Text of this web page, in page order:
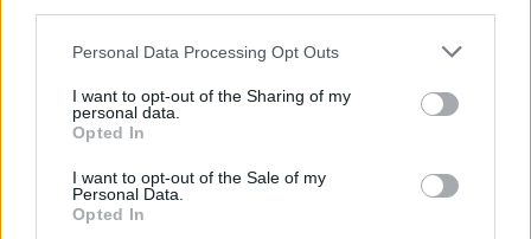
Please note that this website/app uses one or more Google
not limited to your visit or usage behaviour. You may click to
grant or deny consent to Google and its third-party tags to
use your data for below specified purposes in below Google
consent section.
Personal Data Processing Opt Outs
I want to opt-out of the Sharing of my
personal data.
Opted In
I want to opt-out of the Sale of my
Personal Data.
Opted In
“Tāsanāca, ka iemīlējās
divi cilvēki ar lielu gadu
starpību,” Linda Kalniņa
pirmo reizi publiski